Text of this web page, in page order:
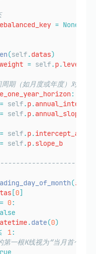
= None
(self.datas)
= self.p.leverage
期（如月度或年度）对应的
:
= self.p.
= self.p.annual_slope_b
= self.p.intercept_a
= self.p.slope_b
(self
[0]
0:
.date(0)
1:
第一根K线视为“当月首个交